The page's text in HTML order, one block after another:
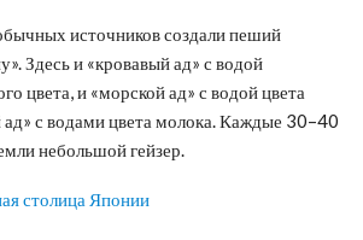
источников создали пеший
Здесь и «кровавый ад» с водой
цвета, и «морской ад» с водой цвета
ад» с водами цвета молока. Каждые 30–40
небольшой гейзер.